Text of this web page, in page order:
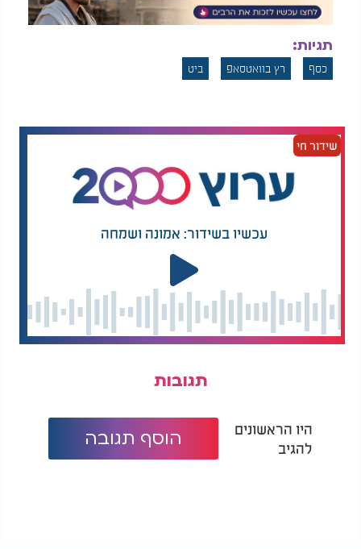
תגיות:
כסף רץ בוואטסאפ ביט
שידור חי
עכשיו בשידור: אמונה ושמחה
תגובות
היו הראשונים
להגיב
הוסף תגובה